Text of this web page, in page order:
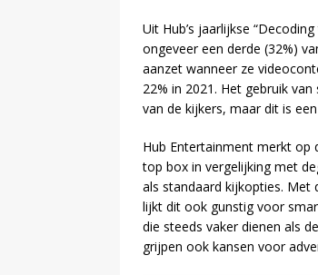
Uit Hub’s jaarlijkse
ongeveer een derde (32%)
aanzet wanneer ze
22% in 2021. Het gebruik
van de kijkers, maar dit is
Hub Entertainment merkt op
top box in vergelijking met
als standaard kijkopties. Met
lijkt dit ook gunstig voor
die steeds vaker dienen als
grijpen ook kansen voor